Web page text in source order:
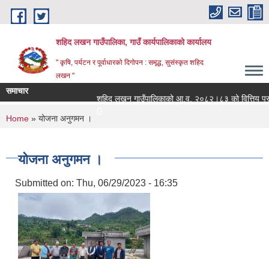
Skip to main content
शहिद लखन गाउँपालिका, गाउँ कार्यपालिकाको कार्यालय
" कृषि, पर्यटन र पूर्वाधारको दिगोपन : समृद्ध, सुसंस्कृत शहिद
लखन "
समाचार
शहिद लखन गाउँपालिकाको आ.व. २०८२।८३ को वित्तिय प्रगती
You are here
Home » योजना अनुगमन ।
योजना अनुगमन ।
Submitted on: Thu, 06/29/2023 - 16:35